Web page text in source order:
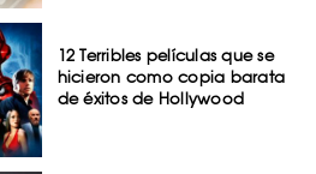
12 Terribles películas que se
hicieron como copia barata
de éxitos de Hollywood